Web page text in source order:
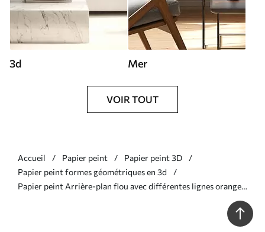
3d Mer
VOIR TOUT
Accueil Papier peint
Papier peint 3D
Papier peint formes géométriques en 3d
Papier peint Arrière-plan flou avec différentes lignes orange